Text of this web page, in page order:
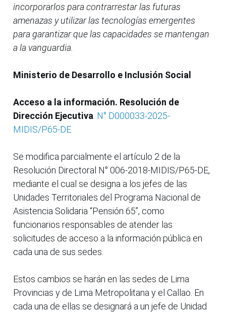
incorporarlos para contrarrestar las futuras
amenazas y utilizar las tecnologías emergentes
para garantizar que las capacidades se mantengan
a la vanguardia.
Ministerio de Desarrollo e Inclusión Social
Acceso a la información. Resolución de
Dirección Ejecutiva N° D000033-2025-
MIDIS/P65-DE
Se modifica parcialmente el artículo 2 de la
Resolución Directoral N° 006-2018-MIDIS/P65-DE,
mediante el cual se designa a los jefes de las
Unidades Territoriales del Programa Nacional de
Asistencia Solidaria “Pensión 65”, como
funcionarios responsables de atender las
solicitudes de acceso a la información pública en
cada una de sus sedes.
Estos cambios se harán en las sedes de Lima
Provincias y de Lima Metropolitana y el Callao. En
cada una de ellas se designará a un jefe de Unidad